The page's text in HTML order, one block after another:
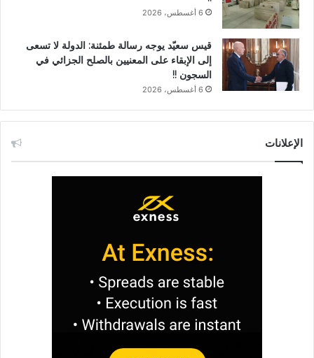
6 أغسطس، 2026
قيس سعيّد يوجه رسالة طمئنة: الدولة لا تسعى
إلى الإبقاء على المعنيين بالصلح الجزائي في
السجون !!
6 أغسطس، 2026
الإعلانات